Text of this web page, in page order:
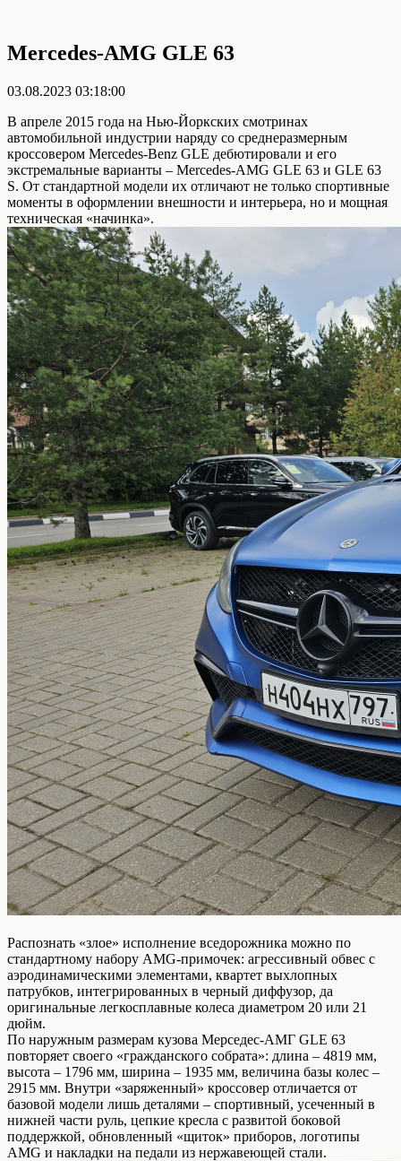
Mercedes-AMG GLE 63
03.08.2023 03:18:00
В апреле 2015 года на Нью-Йоркских смотринах
автомобильной индустрии наряду со среднеразмерным
кроссовером Mercedes-Benz GLE дебютировали и его
экстремальные варианты – Mercedes-AMG GLE 63 и GLE 63
S. От стандартной модели их отличают не только спортивные
моменты в оформлении внешности и интерьера, но и мощная
техническая «начинка».
Распознать «злое» исполнение вседорожника можно по
стандартному набору AMG-примочек: агрессивный обвес с
аэродинамическими элементами, квартет выхлопных
патрубков, интегрированных в черный диффузор, да
оригинальные легкосплавные колеса диаметром 20 или 21
дюйм.
По наружным размерам кузова Мерседес-АМГ GLE 63
повторяет своего «гражданского собрата»: длина – 4819 мм,
высота – 1796 мм, ширина – 1935 мм, величина базы колес –
2915 мм. Внутри «заряженный» кроссовер отличается от
базовой модели лишь деталями – спортивный, усеченный в
нижней части руль, цепкие кресла с развитой боковой
поддержкой, обновленный «щиток» приборов, логотипы
AMG и накладки на педали из нержавеющей стали.